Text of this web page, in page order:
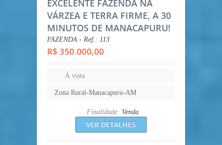
EXCELENTE FAZENDA NA
VÁRZEA E TERRA FIRME, A 30
MINUTOS DE MANACAPURU!
FAZENDA - Ref.: 113
R$ 350.000,00
À vista
Zona Rural-Manacapuru-AM
Finalidade: Venda
VER DETALHES